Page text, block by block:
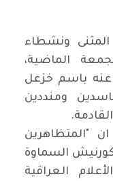
المثنى ونشطاء
الماضية،
عنه باسم خزعل
ومنددين
.
"المتظاهرين
السماوة
العراقية